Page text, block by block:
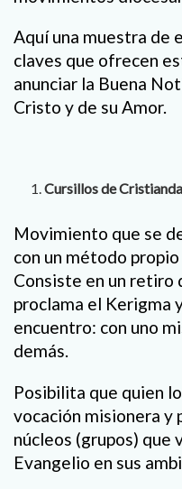
Aquí una muestra de
claves que ofrecen
anunciar la Buena
Cristo y de su Amor.
Cursillos de
Movimiento que se
con un método
Consiste en un retiro
proclama el Kerigma
encuentro: con uno
demás.
Posibilita que quien
vocación misionera y
núcleos (grupos) que
Evangelio en sus